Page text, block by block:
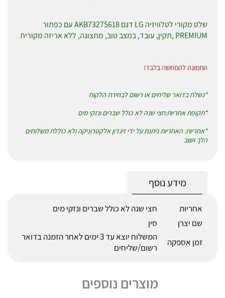
שלט מקורי לטלוויזיה LG דגם AKB73275618 עם כפתור
PREMIUM ,תקין, עובד, במצב טוב, מתצוגה, ללא אריזה מקורית
התמונה להמחשה בלבד!
*נשלח בדואר שליחים או רשום לבחירת הלקוח
*תקופת אחריות:חצי שנה לא כולל שברים ונזקי מים
*אחריות: האחריות ניתנת על ידי זיגדון אלקטרוניקה ולא כוללת משלוחים
הלך ושוב
מידע נוסף
אחריות
חצי שנה לא כולל שברים ונזקי מים
שם יצרן
סין
זמן אספקה
המשלוח יוצא עד 3 ימים לאחר הזמנה בדואר
רשום/שליחים
מוצרים נוספים